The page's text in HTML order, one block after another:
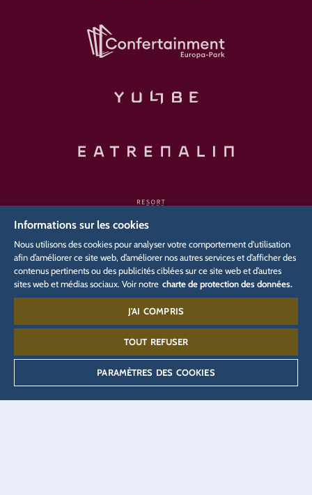
SITES INTERNET CONNEXES
Carrière
Portail presse
Accréditation presse Billetterie
Boutique en ligne Eatrenalin JUNIOR CLUB
Informations sur les cookies
Nous utilisons des cookies pour analyser votre comportement d'utilisation
afin d’améliorer ce site web, d’améliorer nos autres services et d’afficher des
contenus pertinents ou des publicités ciblées sur ce site web et d’autres
sites web et médias sociaux. Voir notre charte de protection des données.
J'AI COMPRIS
TOUT REFUSER
PARAMÈTRES DES COOKIES